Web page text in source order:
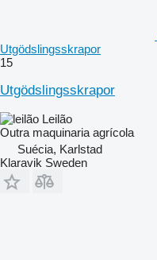
Utgödslingsskrapor
15
Utgödslingsskrapor
Leilão
Outra maquinaria agrícola
Suécia, Karlstad
Klaravik Sweden